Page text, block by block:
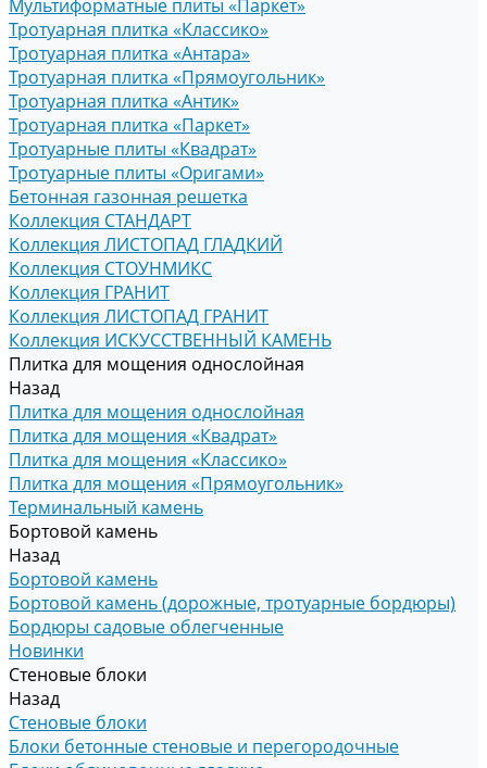
Мультиформатные плиты «Паркет»
Тротуарная плитка «Классико»
Тротуарная плитка «Антара»
Тротуарная плитка «Прямоугольник»
Тротуарная плитка «Антик»
Тротуарная плитка «Паркет»
Тротуарные плиты «Квадрат»
Тротуарные плиты «Оригами»
Бетонная газонная решетка
Коллекция СТАНДАРТ
Коллекция ЛИСТОПАД ГЛАДКИЙ
Коллекция СТОУНМИКС
Коллекция ГРАНИТ
Коллекция ЛИСТОПАД ГРАНИТ
Коллекция ИСКУССТВЕННЫЙ КАМЕНЬ
Плитка для мощения однослойная
Назад
Плитка для мощения однослойная
Плитка для мощения «Квадрат»
Плитка для мощения «Классико»
Плитка для мощения «Прямоугольник»
Терминальный камень
Бортовой камень
Назад
Бортовой камень
Бортовой камень (дорожные, тротуарные бордюры)
Бордюры садовые облегченные
Новинки
Стеновые блоки
Назад
Стеновые блоки
Блоки бетонные стеновые и перегородочные